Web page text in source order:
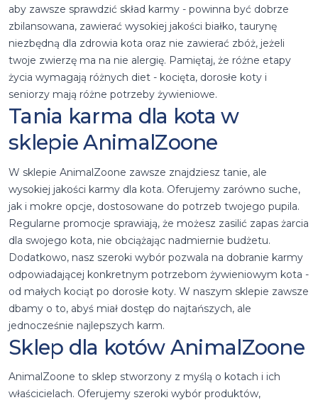
aby zawsze sprawdzić skład karmy - powinna być dobrze
zbilansowana, zawierać wysokiej jakości białko, taurynę
niezbędną dla zdrowia kota oraz nie zawierać zbóż, jeżeli
twoje zwierzę ma na nie alergię. Pamiętaj, że różne etapy
życia wymagają różnych diet - kocięta, dorosłe koty i
seniorzy mają różne potrzeby żywieniowe.
Tania karma dla kota w
sklepie AnimalZoone
W sklepie AnimalZoone zawsze znajdziesz tanie, ale
wysokiej jakości karmy dla kota. Oferujemy zarówno suche,
jak i mokre opcje, dostosowane do potrzeb twojego pupila.
Regularne promocje sprawiają, że możesz zasilić zapas żarcia
dla swojego kota, nie obciążając nadmiernie budżetu.
Dodatkowo, nasz szeroki wybór pozwala na dobranie karmy
odpowiadającej konkretnym potrzebom żywieniowym kota -
od małych kociąt po dorosłe koty. W naszym sklepie zawsze
dbamy o to, abyś miał dostęp do najtańszych, ale
jednocześnie najlepszych karm.
Sklep dla kotów AnimalZoone
AnimalZoone to sklep stworzony z myślą o kotach i ich
właścicielach. Oferujemy szeroki wybór produktów,